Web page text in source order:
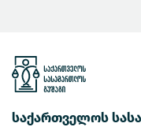
საქართველოს